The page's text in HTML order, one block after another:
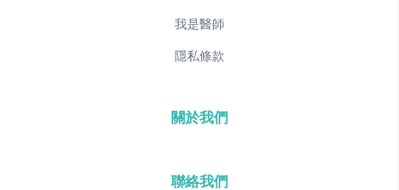
我是醫師
隱私條款
關於我們
聯絡我們